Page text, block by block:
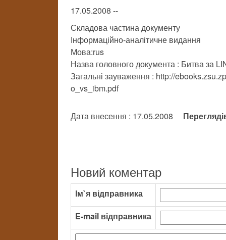
17.05.2008 --
Складова частина документу
Інформаційно-аналітичне видання
Мова:rus
Назва головного документа : Битва за
Загальні зауваження : http://
o_vs_ibm.pdf
Дата внесення : 17.05.2008
Новий коментар
Ім`я відправника
E-mail відправника